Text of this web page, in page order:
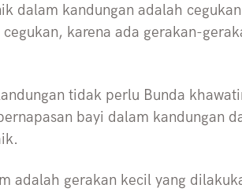
dalam kandungan adalah
karena ada gerakan-
tidak perlu Bunda
bayi dalam kandungan
adalah gerakan kecil yang